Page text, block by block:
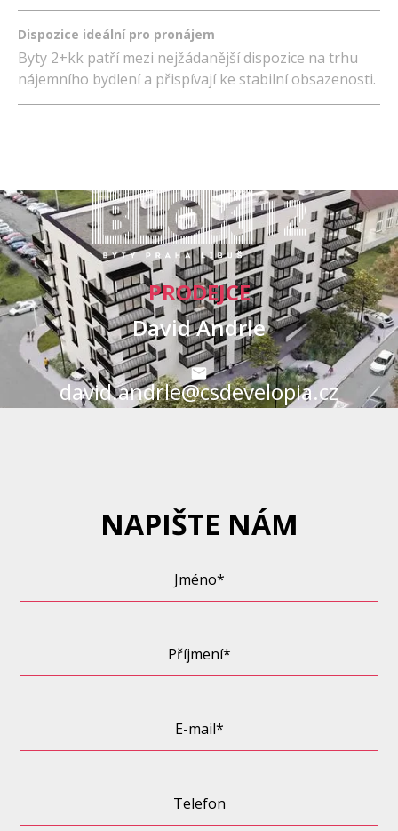
Dispozice ideální pro pronájem
Byty 2+kk patří mezi nejžádanější dispozice na trhu
nájemního bydlení a přispívají ke stabilní obsazenosti.
PRODEJCE
David Andrle
david.andrle@csdevelopia.cz
NAPIŠTE NÁM